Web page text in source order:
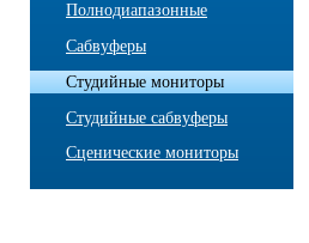
Полнодиапазонные
Сабвуферы
Студийные мониторы
Студийные сабвуферы
Сценические мониторы